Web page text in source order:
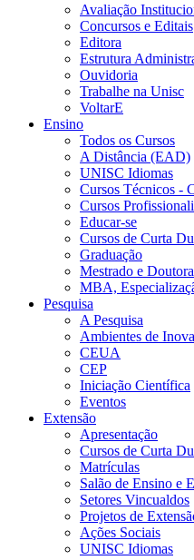
Avaliação
Concursos e Editais
Editora
Estrutura
Ouvidoria
Trabalhe na Unisc
VoltarE
Ensino
Todos os Cursos
A Distância (EAD)
UNISC Idiomas
Cursos Técnicos -
Cursos
Educar-se
Cursos de Curta
Graduação
Mestrado e
MBA,
Pesquisa
A Pesquisa
Ambientes de
CEUA
CEP
Iniciação Científica
Eventos
Extensão
Apresentação
Cursos de Curta
Matrículas
Salão de Ensino e
Setores Vincualdos
Projetos de
Ações Sociais
UNISC Idiomas